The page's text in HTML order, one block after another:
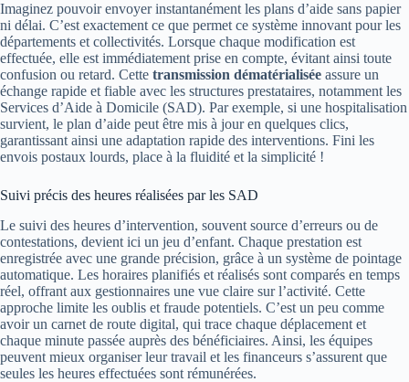
Imaginez pouvoir envoyer instantanément les plans d’aide sans papier
ni délai. C’est exactement ce que permet ce système innovant pour les
départements et collectivités. Lorsque chaque modification est
effectuée, elle est immédiatement prise en compte, évitant ainsi toute
confusion ou retard. Cette transmission dématérialisée assure un
échange rapide et fiable avec les structures prestataires, notamment les
Services d’Aide à Domicile (SAD). Par exemple, si une hospitalisation
survient, le plan d’aide peut être mis à jour en quelques clics,
garantissant ainsi une adaptation rapide des interventions. Fini les
envois postaux lourds, place à la fluidité et la simplicité !
Suivi précis des heures réalisées par les SAD
Le suivi des heures d’intervention, souvent source d’erreurs ou de
contestations, devient ici un jeu d’enfant. Chaque prestation est
enregistrée avec une grande précision, grâce à un système de pointage
automatique. Les horaires planifiés et réalisés sont comparés en temps
réel, offrant aux gestionnaires une vue claire sur l’activité. Cette
approche limite les oublis et fraude potentiels. C’est un peu comme
avoir un carnet de route digital, qui trace chaque déplacement et
chaque minute passée auprès des bénéficiaires. Ainsi, les équipes
peuvent mieux organiser leur travail et les financeurs s’assurent que
seules les heures effectuées sont rémunérées.